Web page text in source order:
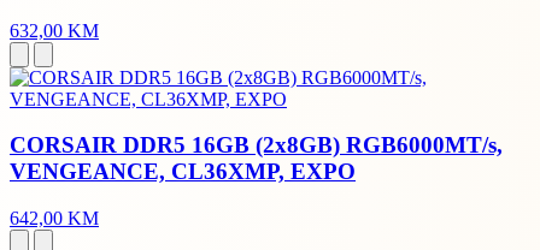
632,00 KM
CORSAIR DDR5 16GB (2x8GB) RGB6000MT/s,
VENGEANCE, CL36XMP, EXPO
642,00 KM